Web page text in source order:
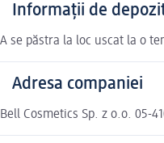
Informații de
A se păstra la loc uscat la o
Adresa companiei
Bell Cosmetics Sp. z o.o. 05-